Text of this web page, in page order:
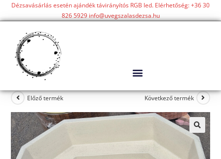
Dézsavásárlás esetén ajándék távirányítós RGB led. Elérhetőség: +36 30
826 5929 info@uvegszalasdezsa.hu
Előző termék Következő termék